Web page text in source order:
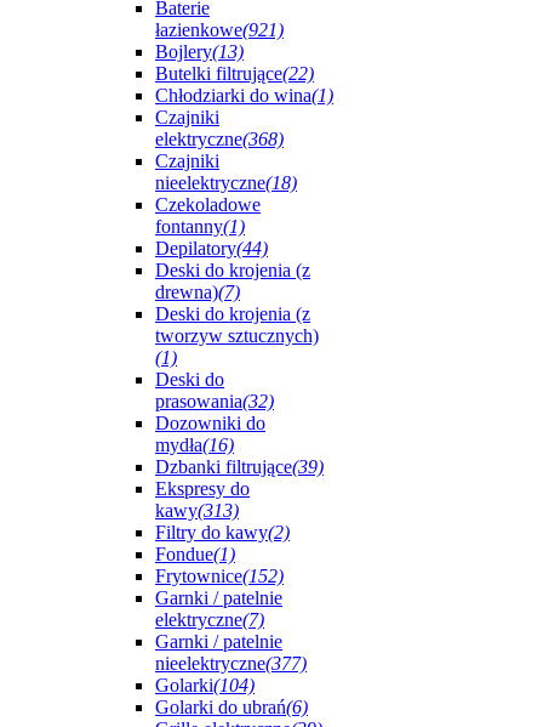
Baterie
łazienkowe(921)
Bojlery(13)
Butelki filtrujące(22)
Chłodziarki do wina(1)
Czajniki
elektryczne(368)
Czajniki
nieelektryczne(18)
Czekoladowe
fontanny(1)
Depilatory(44)
Deski do krojenia (z
drewna)(7)
Deski do krojenia (z
tworzyw sztucznych)
(1)
Deski do
prasowania(32)
Dozowniki do
mydła(16)
Dzbanki filtrujące(39)
Ekspresy do
kawy(313)
Filtry do kawy(2)
Fondue(1)
Frytownice(152)
Garnki / patelnie
elektryczne(7)
Garnki / patelnie
nieelektryczne(377)
Golarki(104)
Golarki do ubrań(6)